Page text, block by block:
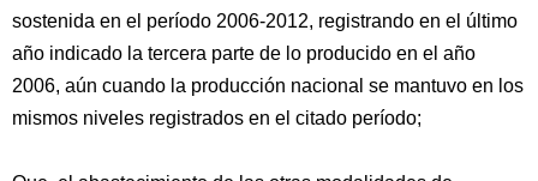
sostenida en el período 2006-2012, registrando en el último
año indicado la tercera parte de lo producido en el año
2006, aún cuando la producción nacional se mantuvo en los
mismos niveles registrados en el citado período;